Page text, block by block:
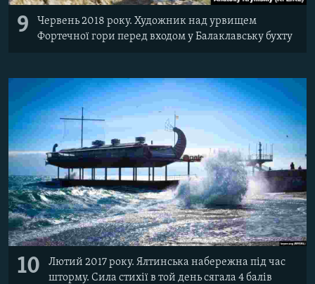
9
Червень 2018 року. Художник над урвищем
Фортечної гори перед входом у Балаклавську бухту
10
Лютий 2017 року. Ялтинська набережна під час
шторму. Сила стихії в той день сягала 4 балів